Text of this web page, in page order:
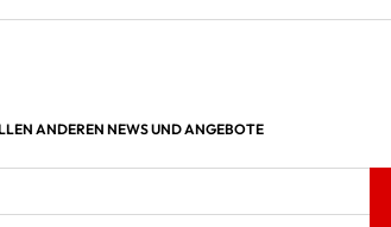
ANDEREN NEWS UND ANGEBOTE